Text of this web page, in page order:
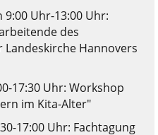
9:00 Uhr-13:00 Uhr:
des
Hannovers
17:30 Uhr: Workshop
im Kita-Alter"
17:00 Uhr: Fachtagung